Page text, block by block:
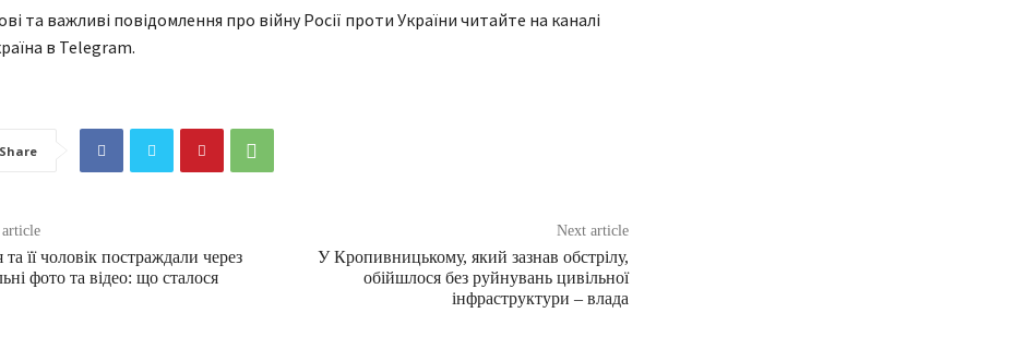
та важливі повідомлення про війну Росії проти України читайте на каналі
в Telegram.
Share
та її чоловік постраждали через
фото та відео: що сталося
Next article
У Кропивницькому, який зазнав обстрілу,
обійшлося без руйнувань цивільної
інфраструктури – влада